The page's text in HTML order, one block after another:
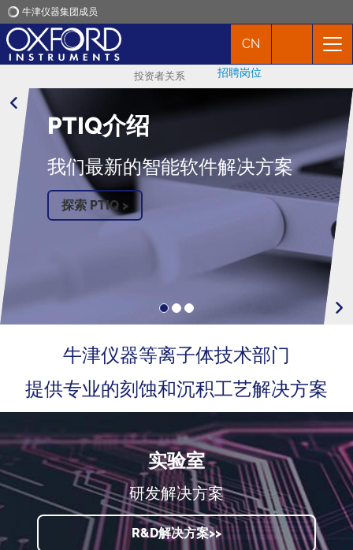
牛津仪器集团成员
应用
新闻
CN
投资者关系 招聘岗位
PTIQ介绍
我们最新的智能软件解决方案
探索 PTIQ >
牛津仪器等离子体技术部门
提供专业的刻蚀和沉积工艺解决方案
实验室
研发解决方案
R&D解决方案>>